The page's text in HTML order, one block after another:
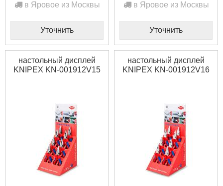
в Яровое из Москвы
Уточнить
в Яровое из Москвы
Уточнить
настольный дисплей
KNIPEX KN-001912V15
настольный дисплей
KNIPEX KN-001912V16